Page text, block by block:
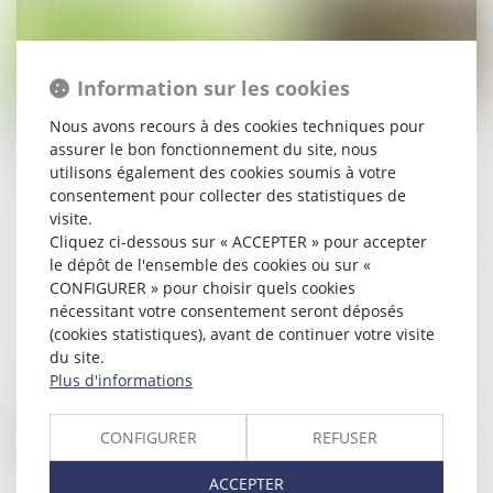
Bail d’habitation et prorogation de la trêve hivernale
Lire la suite
Les associations environnementales demandent la
suspension des enquêtes publiques
Information sur les cookies
Nous avons recours à des cookies techniques pour
assurer le bon fonctionnement du site, nous
utilisons également des cookies soumis à votre
consentement pour collecter des statistiques de
visite.
Cliquez ci-dessous sur « ACCEPTER » pour accepter
le dépôt de l'ensemble des cookies ou sur «
CONFIGURER » pour choisir quels cookies
nécessitant votre consentement seront déposés
(cookies statistiques), avant de continuer votre visite
du site.
Plus d'informations
CONFIGURER REFUSER
ACCEPTER